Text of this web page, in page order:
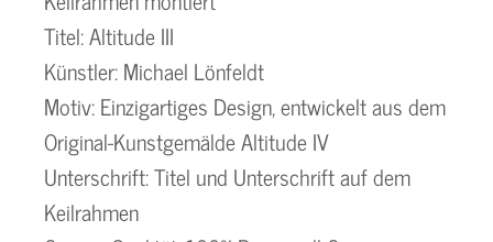
Titel: Altitude III
Künstler: Michael Lönfeldt
Motiv: Einzigartiges Design, entwickelt aus dem
Original-Kunstgemälde Altitude IV
Unterschrift: Titel und Unterschrift auf dem
Keilrahmen